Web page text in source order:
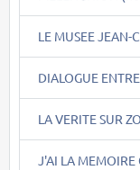
LE MUSEE JEAN-
DIALOGUE
LA VERITE SUR
J'AI LA MEMOIRE